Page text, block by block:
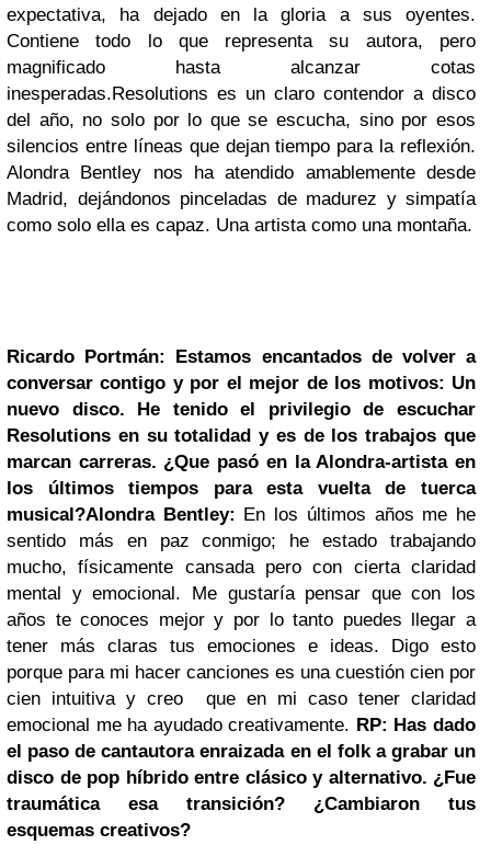
expectativa, ha dejado en la gloria a sus oyentes.
Contiene todo lo que representa su autora, pero
magnificado hasta alcanzar cotas
inesperadas.Resolutions es un claro contendor a disco
del año, no solo por lo que se escucha, sino por esos
silencios entre líneas que dejan tiempo para la reflexión.
Alondra Bentley nos ha atendido amablemente desde
Madrid, dejándonos pinceladas de madurez y simpatía
como solo ella es capaz. Una artista como una montaña.
Ricardo Portmán: Estamos encantados de volver a
conversar contigo y por el mejor de los motivos: Un
nuevo disco. He tenido el privilegio de escuchar
Resolutions en su totalidad y es de los trabajos que
marcan carreras. ¿Que pasó en la Alondra-artista en
los últimos tiempos para esta vuelta de tuerca
musical?Alondra Bentley: En los últimos años me he
sentido más en paz conmigo; he estado trabajando
mucho, físicamente cansada pero con cierta claridad
mental y emocional. Me gustaría pensar que con los
años te conoces mejor y por lo tanto puedes llegar a
tener más claras tus emociones e ideas. Digo esto
porque para mi hacer canciones es una cuestión cien por
cien intuitiva y creo que en mi caso tener claridad
emocional me ha ayudado creativamente. RP: Has dado
el paso de cantautora enraizada en el folk a grabar un
disco de pop híbrido entre clásico y alternativo. ¿Fue
traumática esa transición? ¿Cambiaron tus
esquemas creativos?